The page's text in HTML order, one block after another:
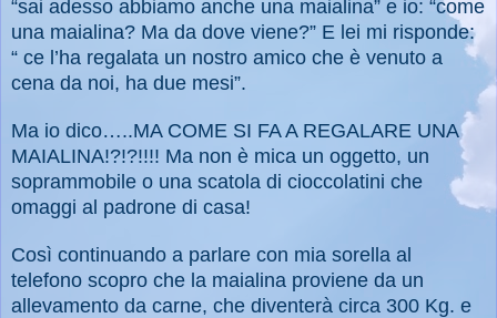
“sai adesso abbiamo anche una maialina” e io: “come
una maialina? Ma da dove viene?” E lei mi risponde:
“ ce l’ha regalata un nostro amico che è venuto a
cena da noi, ha due mesi”.
Ma io dico…..MA COME SI FA A REGALARE UNA
MAIALINA!?!?!!!! Ma non è mica un oggetto, un
soprammobile o una scatola di cioccolatini che
omaggi al padrone di casa!
Così continuando a parlare con mia sorella al
telefono scopro che la maialina proviene da un
allevamento da carne, che diventerà circa 300 Kg. e